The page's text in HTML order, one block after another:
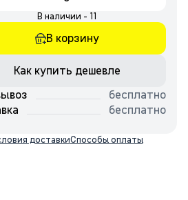
В наличии - 11
В корзину
Как купить дешевле
бесплатно
бесплатно
доставкиСпособы оплаты